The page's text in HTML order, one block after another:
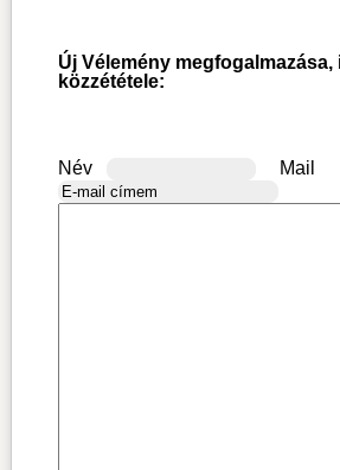
Új Vélemény
közzététele:
Név Mail